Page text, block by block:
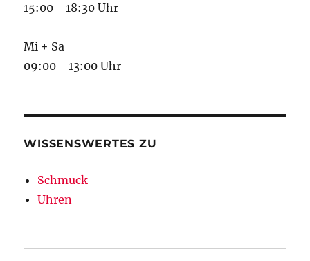
15:00 - 18:30 Uhr
Mi + Sa
09:00 - 13:00 Uhr
WISSENSWERTES ZU
Schmuck
Uhren